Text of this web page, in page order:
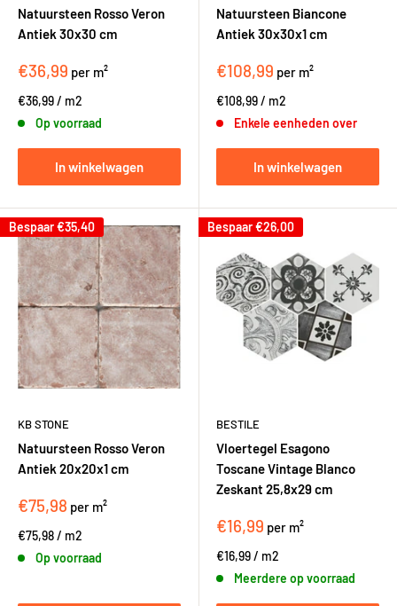
Natuursteen Rosso Veron
Antiek 30x30 cm
€36,99 per m²
€36,99/ m2
Op voorraad
In winkelwagen
Natuursteen Biancone
Antiek 30x30x1 cm
€108,99 per m²
€108,99/ m2
Enkele eenheden over
In winkelwagen
Bespaar€35,40
KB STONE
Natuursteen Rosso Veron
Antiek 20x20x1 cm
€75,98 per m²
€75,98/ m2
Op voorraad
Bespaar€26,00
BESTILE
Vloertegel Esagono
Toscane Vintage Blanco
Zeskant 25,8x29 cm
€16,99 per m²
€16,99/ m2
Meerdere op voorraad